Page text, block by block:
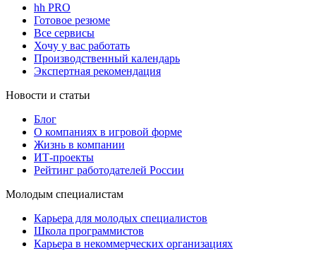
hh PRO
Готовое резюме
Все сервисы
Хочу у вас работать
Производственный календарь
Экспертная рекомендация
Новости и статьи
Блог
О компаниях в игровой форме
Жизнь в компании
ИТ-проекты
Рейтинг работодателей России
Молодым специалистам
Карьера для молодых специалистов
Школа программистов
Карьера в некоммерческих организациях